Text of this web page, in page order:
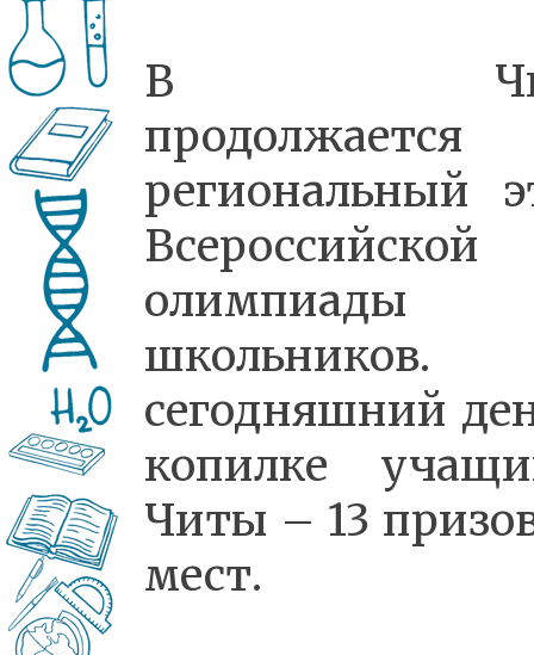
В
продолжается
региональный
Всероссийской
олимпиады
школьников.
сегодняшний
копилке
Читы – 13
мест.